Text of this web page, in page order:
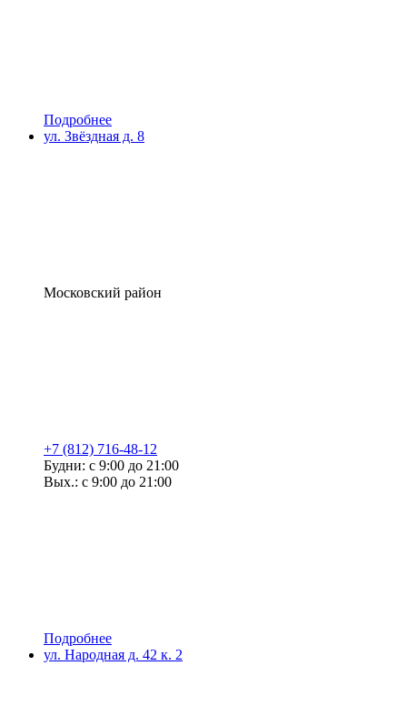
Подробнее
ул. Звёздная д. 8
Московский район
+7 (812) 716-48-12
Будни: с 9:00 до 21:00
Вых.: с 9:00 до 21:00
Подробнее
ул. Народная д. 42 к. 2